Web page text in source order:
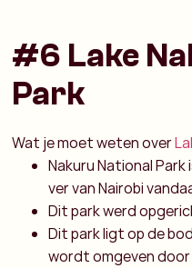
#6 Lake
Park
Wat je moet weten over
Nakuru National
ver van Nairobi
Dit park werd
Dit park ligt op de
wordt omgeven